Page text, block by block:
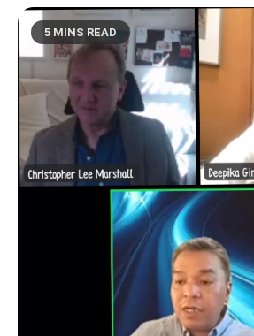
5 MINS READ